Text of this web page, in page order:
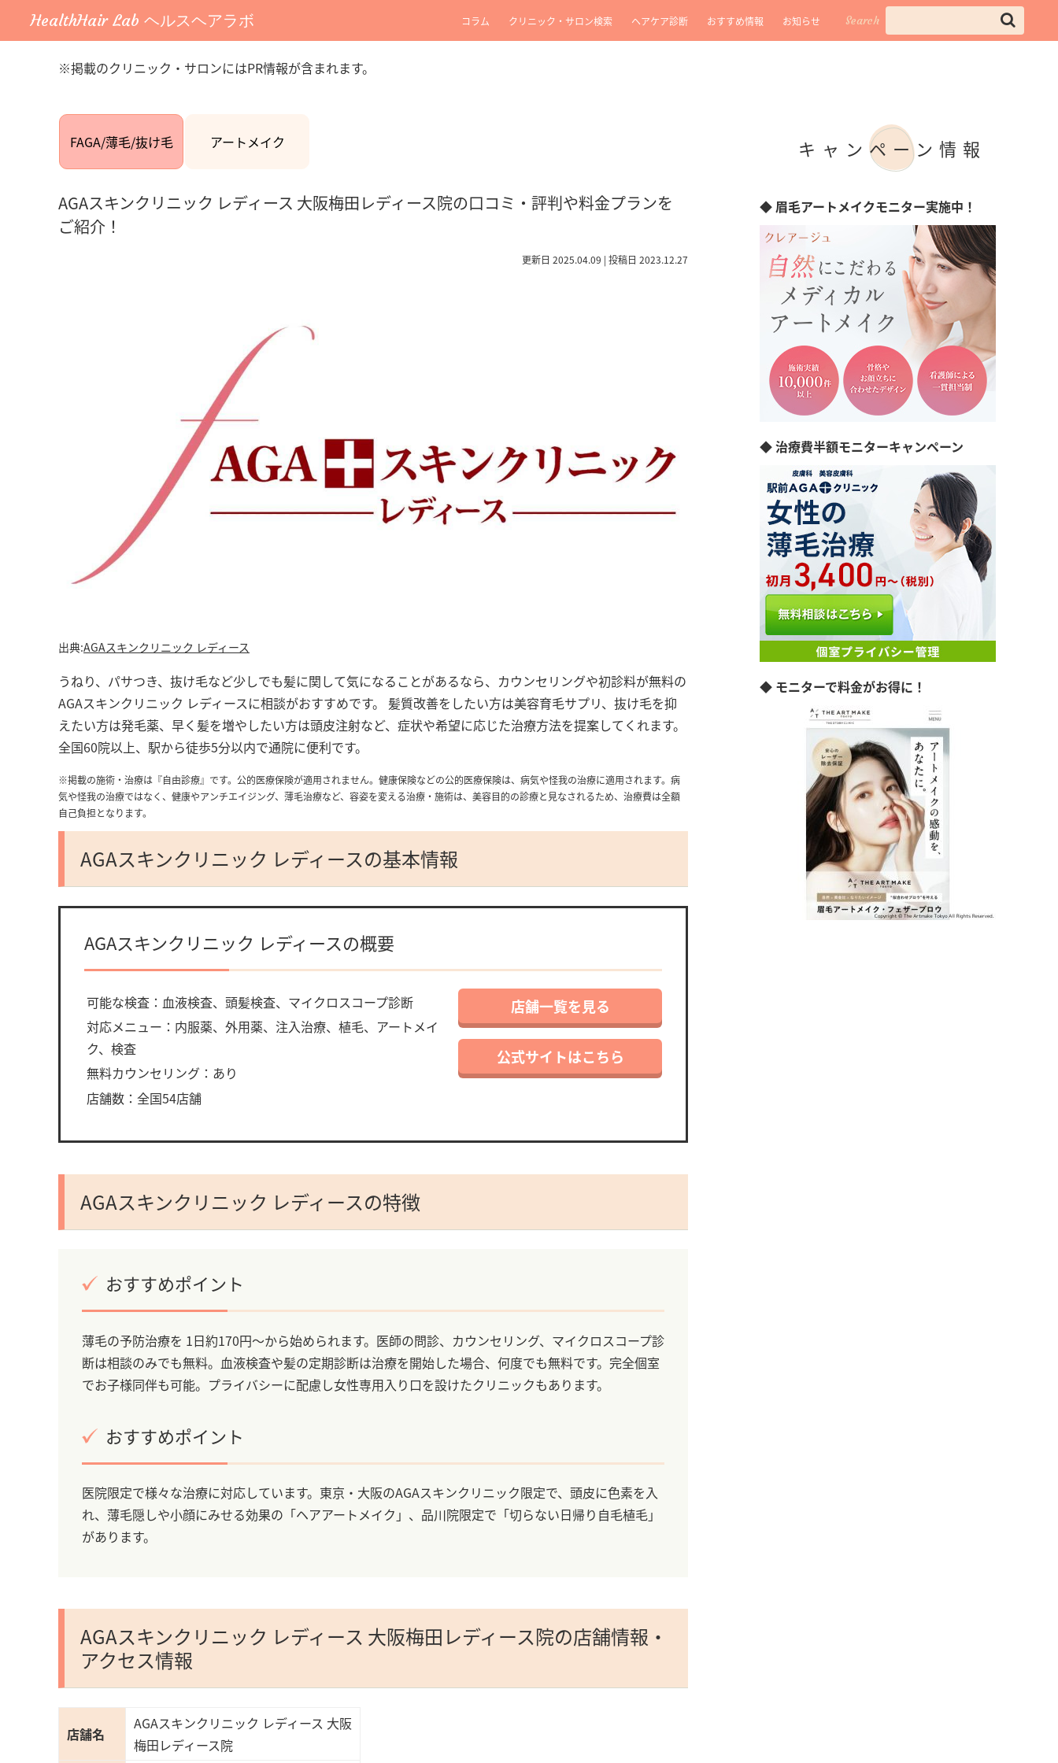
HealthHair Lab ヘルスヘアラボ コラム クリニック・サロン検索 ヘアケア診断 おすすめ情報 お知らせ Search
※掲載のクリニック・サロンにはPR情報が含まれます。
FAGA/薄毛/抜け毛 アートメイク
AGAスキンクリニック レディース 大阪梅田レディース院の口コミ・評判や料金プランを
ご紹介！
更新日 2025.04.09 | 投稿日 2023.12.27
出典:AGAスキンクリニック レディース
うねり、パサつき、抜け毛など少しでも髪に関して気になることがあるなら、カウンセリングや初診料が無料の
AGAスキンクリニック レディースに相談がおすすめです。 髪質改善をしたい方は美容育毛サプリ、抜け毛を抑
えたい方は発毛薬、早く髪を増やしたい方は頭皮注射など、症状や希望に応じた治療方法を提案してくれます。
全国60院以上、駅から徒歩5分以内で通院に便利です。
※掲載の施術・治療は『自由診療』です。公的医療保険が適用されません。健康保険などの公的医療保険は、病気や怪我の治療に適用されます。病
気や怪我の治療ではなく、健康やアンチエイジング、薄毛治療など、容姿を変える治療・施術は、美容目的の診療と見なされるため、治療費は全額
自己負担となります。
AGAスキンクリニック レディースの基本情報
AGAスキンクリニック レディースの概要
可能な検査：血液検査、頭髪検査、マイクロスコープ診断
対応メニュー：内服薬、外用薬、注入治療、植毛、アートメイ
ク、検査
無料カウンセリング：あり
店舗数：全国54店舗
店舗一覧を見る
公式サイトはこちら
AGAスキンクリニック レディースの特徴
おすすめポイント
薄毛の予防治療を 1日約170円～から始められます。医師の問診、カウンセリング、マイクロスコープ診
断は相談のみでも無料。血液検査や髪の定期診断は治療を開始した場合、何度でも無料です。完全個室
でお子様同伴も可能。プライバシーに配慮し女性専用入り口を設けたクリニックもあります。
おすすめポイント
医院限定で様々な治療に対応しています。東京・大阪のAGAスキンクリニック限定で、頭皮に色素を入
れ、薄毛隠しや小顔にみせる効果の「ヘアアートメイク」、品川院限定で「切らない日帰り自毛植毛」
があります。
AGAスキンクリニック レディース 大阪梅田レディース院の店舗情報・
アクセス情報
店舗名
AGAスキンクリニック レディース 大阪
梅田レディース院
キャンペーン情報
◆ 眉毛アートメイクモニター実施中！
◆ 治療費半額モニターキャンペーン
◆ モニターで料金がお得に！